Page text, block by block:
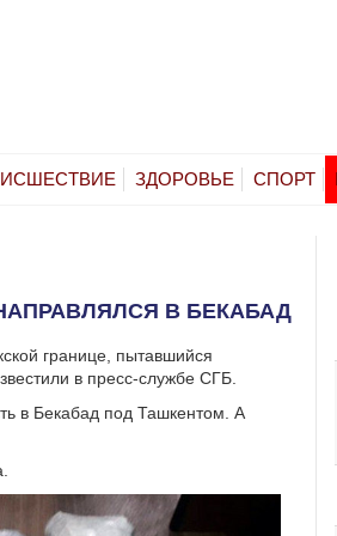
ЗДОРОВЬЕ СПОРТ
В БЕКАБАД
границе, пытавшийся
в пресс-службе СГБ.
в Бекабад под Ташкентом. А